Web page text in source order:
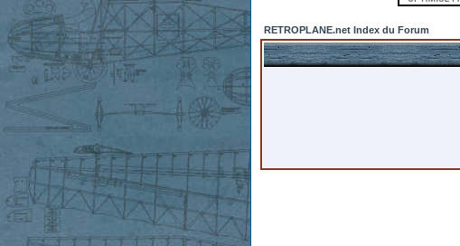
RETROPLANE.net Index du Forum